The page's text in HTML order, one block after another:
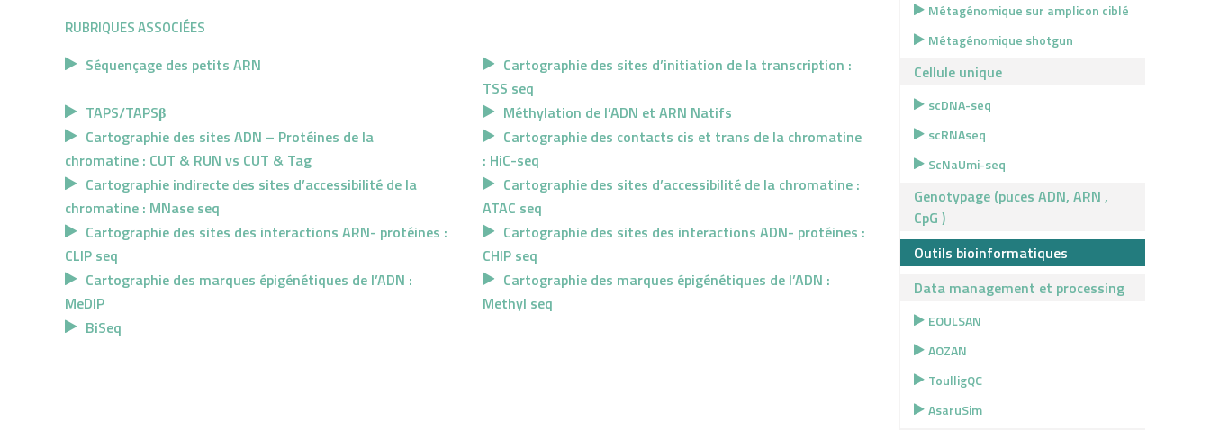
RUBRIQUES ASSOCIÉES
Séquençage des petits ARN
Cartographie des sites d’initiation de la transcription :
TSS seq
TAPS/TAPSβ
Méthylation de l’ADN et ARN Natifs
Cartographie des sites ADN – Protéines de la
chromatine : CUT & RUN vs CUT & Tag
Cartographie des contacts cis et trans de la chromatine
: HiC-seq
Cartographie indirecte des sites d’accessibilité de la
chromatine : MNase seq
Cartographie des sites d’accessibilité de la chromatine :
ATAC seq
Cartographie des sites des interactions ARN- protéines :
CLIP seq
Cartographie des sites des interactions ADN- protéines :
CHIP seq
Cartographie des marques épigénétiques de l’ADN :
MeDIP
Cartographie des marques épigénétiques de l’ADN :
Methyl seq
BiSeq
Métagénomique sur amplicon ciblé
Métagénomique shotgun
Cellule unique
scDNA-seq
scRNAseq
ScNaUmi-seq
Genotypage (puces ADN, ARN ,
CpG )
Outils bioinformatiques
Data management et processing
EOULSAN
AOZAN
ToulligQC
AsaruSim